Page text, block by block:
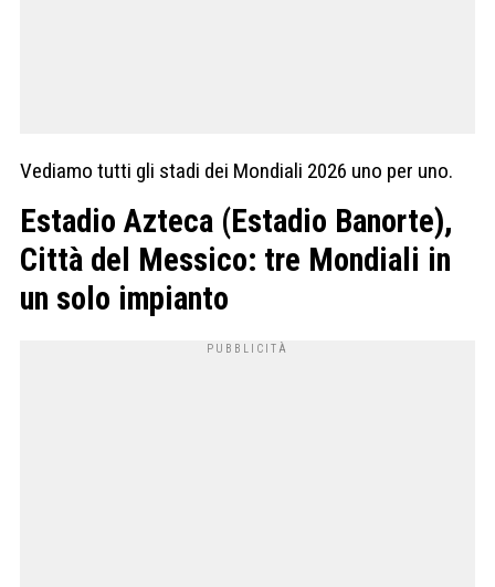
Vediamo tutti gli stadi dei Mondiali 2026 uno per uno.
Estadio Azteca (Estadio Banorte),
Città del Messico: tre Mondiali in
un solo impianto